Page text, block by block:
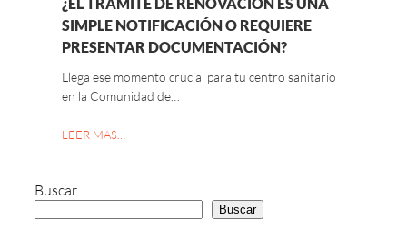
SIMPLE NOTIFICACIÓN O REQUIERE
PRESENTAR DOCUMENTACIÓN?
Llega ese momento crucial para tu centro sanitario
en la Comunidad de…
LEER MAS…
Buscar
Buscar